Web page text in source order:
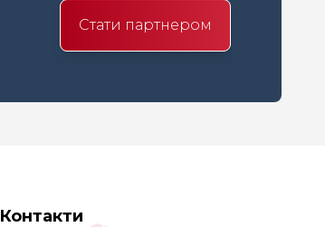
Стати партнером
Контакти